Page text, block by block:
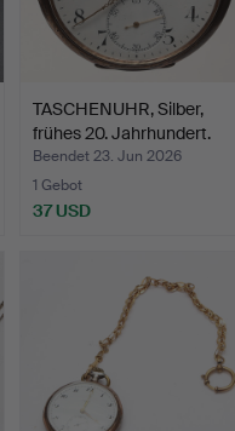
TASCHENUHR, Silber,
frühes 20. Jahrhundert.
Beendet 23. Jun 2026
1 Gebot
37 USD